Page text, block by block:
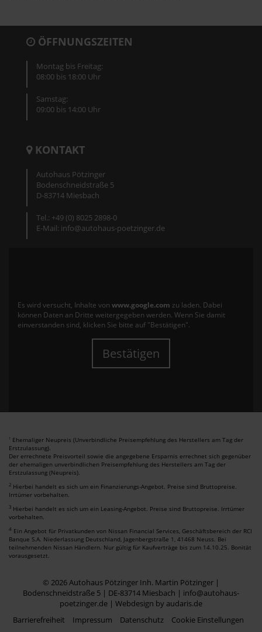
ÖFFNUNGSZEITEN
Montag bis Freitag:
08:00 bis 18:00 Uhr
Samstag:
09:00 bis 14:00 Uhr
KONTAKT
Autohaus Pötzinger
Bodenschneidstraße 5
D-83714 Miesbach
Tel.: +49 (0) 8025 2898-0
E-Mail: info@autohaus-poetzinger.de
Es wird versucht, Inhalte von www.google.com zu laden. Dabei
können Daten an Dritte weitergegeben werden. Wenn Sie damit
einverstanden sind, klicken Sie bitte auf "Bestätigen".
Bestätigen
1 Ehemaliger Neupreis (Unverbindliche Preisempfehlung des Herstellers am Tag der
Erstzulassung).
Der errechnete Preisvorteil sowie die angegebene Ersparnis errechnet sich gegenüber
der ehemaligen unverbindlichen Preisempfehlung des Herstellers am Tag der
Erstzulassung (Neupreis).
2 Hierbei handelt es sich um ein Finanzierungs-Angebot. Preise sind Bruttopreise.
Irrtümer vorbehalten.
3 Hierbei handelt es sich um ein Leasing-Angebot. Preise sind Bruttopreise. Irrtümer
vorbehalten.
4 Ein Angebot für Privatkunden von Nissan Financial Services, Geschäftsbereich der RCI
Banque S.A. Niederlassung Deutschland, Jagenbergstraße 1, 41468 Neuss. Bei
teilnehmenden Nissan Händlern. Nur gültig für Kaufverträge bis zum 14.10.25. Bonität
vorausgesetzt.
© 2026 Autohaus Pötzinger Inh. Martin Pötzinger |
Bodenschneidstraße 5 | DE-83714 Miesbach | info@autohaus-
poetzinger.de | Webdesign by audaris.de
Barrierefreiheit
Impressum Datenschutz Cookie Einstellungen